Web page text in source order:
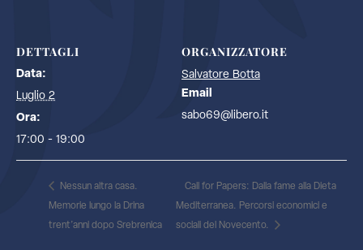
DETTAGLI
Data:
Luglio 2
Ora:
17:00 - 19:00
ORGANIZZATORE
Salvatore Botta
Email
sabo69@libero.it
Nessun altra casa.
Memorie lungo la Drina
trent’anni dopo Srebrenica
Call for Papers: Dalla fame alla Dieta
Mediterranea. Percorsi economici e
sociali del Novecento.